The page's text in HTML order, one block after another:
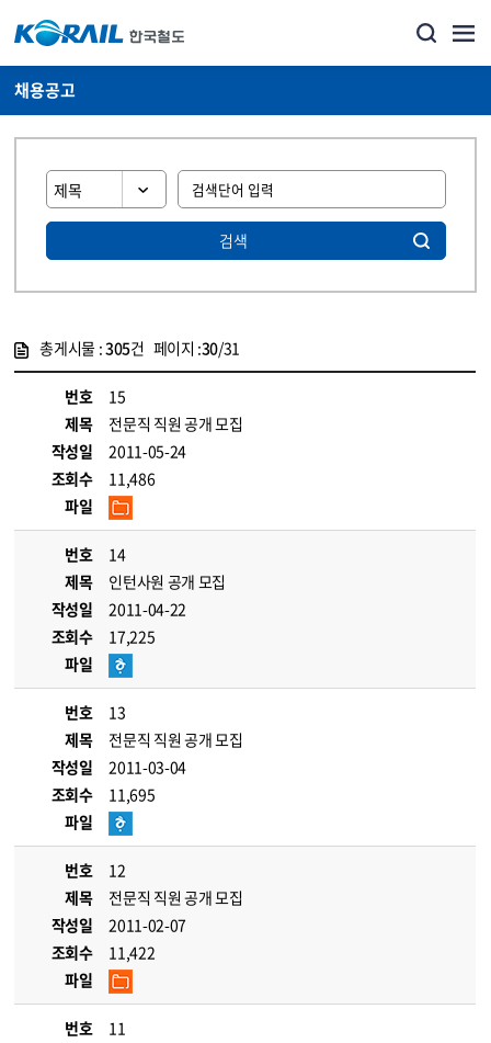
채용공고
검색
총게시물 :305건 페이지 :30/31
번호
15
제목
전문직 직원 공개 모집
작성일
2011-05-24
조회수
11,486
파일
번호
14
제목
인턴사원 공개 모집
작성일
2011-04-22
조회수
17,225
파일
번호
13
제목
전문직 직원 공개 모집
작성일
2011-03-04
조회수
11,695
파일
번호
12
제목
전문직 직원 공개 모집
작성일
2011-02-07
조회수
11,422
파일
번호
11